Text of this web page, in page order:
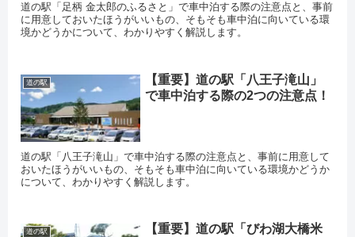
道の駅「足柄 金太郎のふるさと」で車中泊する際の注意点と、事前
に用意しておいたほうがいいもの、そもそも車中泊に向いている環
境かどうかについて、わかりやすく解説します。
道の駅
【重要】道の駅「八王子滝山」
で車中泊する際の2つの注意点！
道の駅「八王子滝山」で車中泊する際の注意点と、事前に用意して
おいたほうがいいもの、そもそも車中泊に向いている環境かどうか
について、わかりやすく解説します。
道の駅
【重要】道の駅「びわ湖大橋米